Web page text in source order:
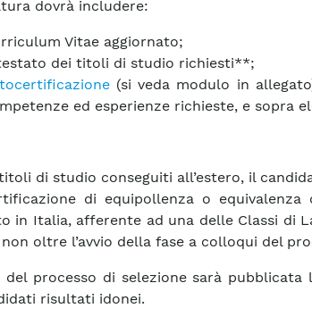
dovrà includere:
Vitae aggiornato;
dei titoli di studio richiesti**;
(si veda modulo in
ed esperienze richieste, e sopra
di studio conseguiti all’estero, il
di equipollenza o
in Italia, afferente ad una delle Classi di
oltre l’avvio della fase a colloqui del
del processo di selezione sarà
risultati idonei.